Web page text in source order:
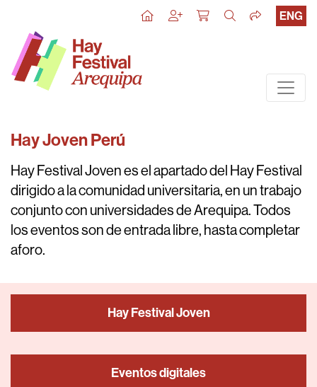
ENG
Hay Joven Perú
Hay Festival Joven es el apartado del Hay Festival
dirigido a la comunidad universitaria, en un trabajo
conjunto con universidades de Arequipa. Todos
los eventos son de entrada libre, hasta completar
aforo.
Hay Festival Joven
Eventos digitales